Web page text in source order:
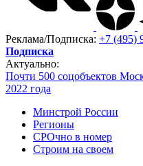
Реклама/Подписка: +7 (495)
Подписка
Актуально:
Почти 500 соцобъектов
2022 года
Минстрой России
Регионы
СРОчно в номер
Строим на своем